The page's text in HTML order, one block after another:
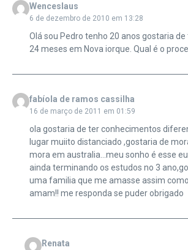
Wenceslaus
6 de dezembro de 2010 em 13:28
Olá sou Pedro tenho 20 anos gostaria
24 meses em Nova iorque. Qual é o
fabíola de ramos cassilha
16 de março de 2011 em 01:59
ola gostaria de ter conhecimentos
lugar muiito distanciado ,gostaria de
mora em australia…meu sonho é esse
ainda terminando os estudos no 3
uma familia que me amasse assim
amam!! me responda se puder obrigado
Renata